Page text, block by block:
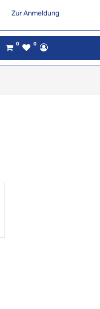
Zur Anmeldung
0 0